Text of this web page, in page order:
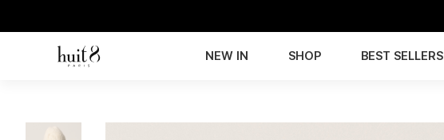
NEW IN SHOP BEST SELLERS